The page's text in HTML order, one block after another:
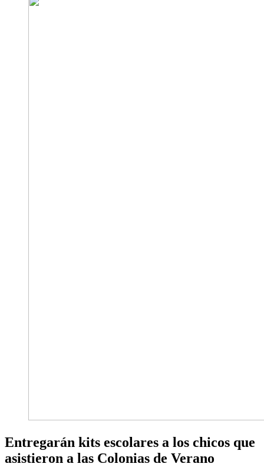
Entregarán kits escolares a los chicos que
asistieron a las Colonias de Verano